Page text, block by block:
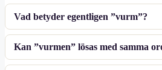
Vad betyder egentligen ”vurm”?
Kan ”vurmen” lösas med samma